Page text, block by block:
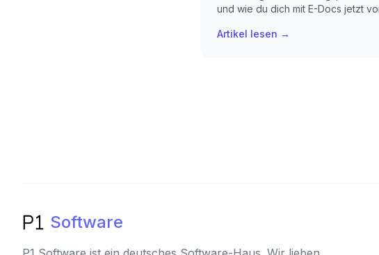
und wie du dich mit E-Docs jetzt
Artikel lesen →
Software